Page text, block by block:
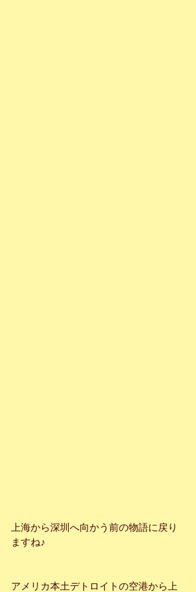
上海から深圳へ向かう前の物語に戻り
ますね♪
アメリカ本土デトロイトの空港から上